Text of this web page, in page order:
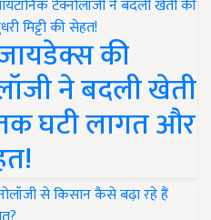
की
ने बदली खेती
घटी लागत और